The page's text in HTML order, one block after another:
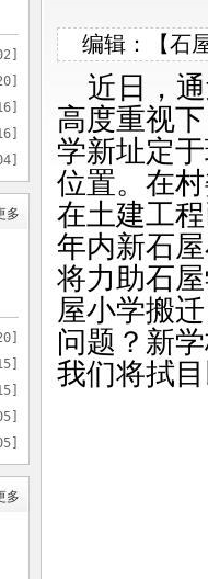
多
多
编辑：【石
近日，通
高度重视
学新址定
位置。在
在土建工
年内新石
将力助石
屋小学搬
问题？新
我们将拭